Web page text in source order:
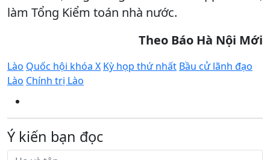
làm Tổng Kiểm toán nhà nước.
Theo Báo Hà Nội Mới
Lào Quốc hội khóa X Kỳ họp thứ nhất Bầu cử lãnh đạo
Lào Chính trị Lào
Ý kiến bạn đọc